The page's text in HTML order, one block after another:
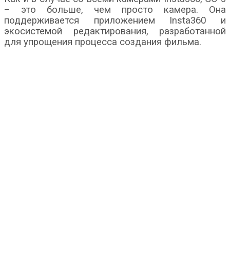
– это больше, чем просто камера. Она
поддерживается приложением Insta360 и
экосистемой редактирования, разработанной
для упрощения процесса создания фильма.